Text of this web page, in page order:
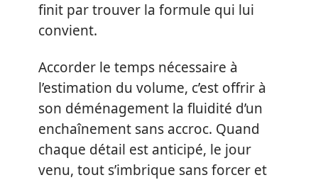
finit par trouver la formule qui lui
convient.
Accorder le temps nécessaire à
l’estimation du volume, c’est offrir à
son déménagement la fluidité d’un
enchaînement sans accroc. Quand
chaque détail est anticipé, le jour
venu, tout s’imbrique sans forcer et